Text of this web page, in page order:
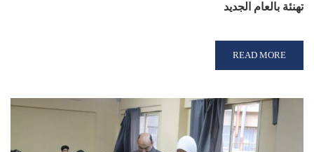
تهنئة بالعام الجديد
READ MORE ABOUT تهنئة بالعام الجديد
READ MORE